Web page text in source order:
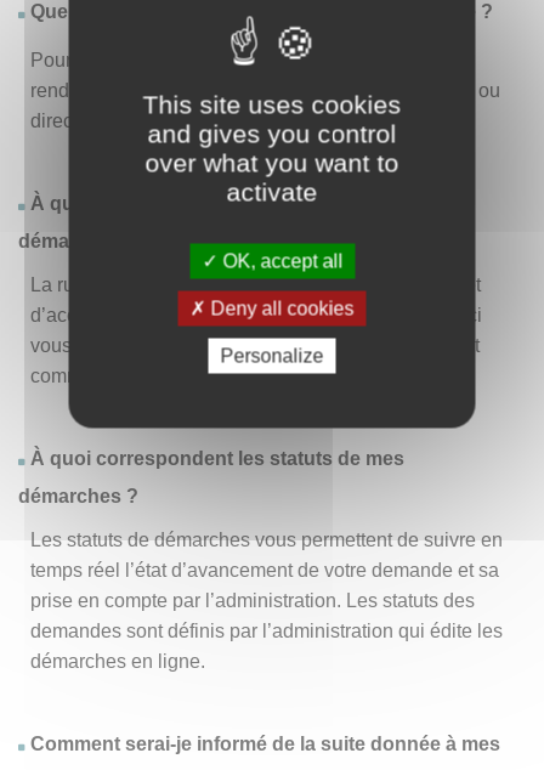
This site uses cookies
and gives you control
over what you want to
activate
OK, accept all
Deny all cookies
Personalize
Quelles sont les démarches disponibles en ligne ?
Pour consulter la liste des démarches disponibles,
rendez-vous dans le menu « Liste des démarches » ou
directement en page d’accueil.
À quoi correspond la rubrique « Effectuer une
démarche » ?
La rubrique « Effectuer une démarche » vous permet
d’accéder à la liste des démarches disponibles. D’ici
vous pouvez choisir la démarche vous intéressant et
commencer à la remplir en un clic.
À quoi correspondent les statuts de mes
démarches ?
Les statuts de démarches vous permettent de suivre en
temps réel l’état d’avancement de votre demande et sa
prise en compte par l’administration. Les statuts des
demandes sont définis par l’administration qui édite les
démarches en ligne.
Comment serai-je informé de la suite donnée à mes